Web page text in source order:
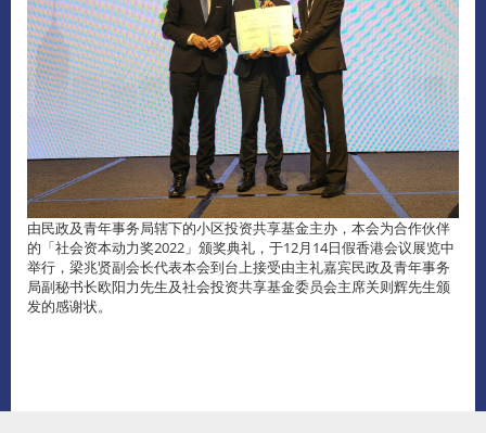
由民政及青年事务局辖下的小区投资共享基金主办，本会为合作伙伴
的「社会资本动力奖2022」颁奖典礼，于12月14日假香港会议展览中
举行，梁兆贤副会长代表本会到台上接受由主礼嘉宾民政及青年事务
局副秘书长欧阳力先生及社会投资共享基金委员会主席关则辉先生颁
发的感谢状。